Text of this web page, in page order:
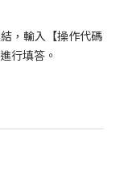
，輸入【操作代碼
行填答。